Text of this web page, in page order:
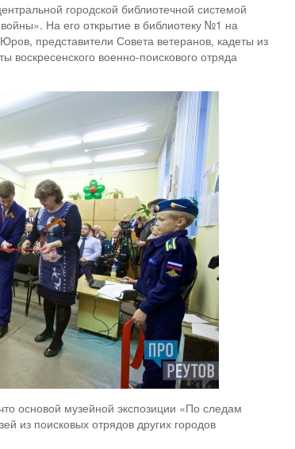
городской библиотечной системой
На его открытие в библиотеку №1 на
представители Совета ветеранов, кадеты из
воскресенского военно-поискового отряда
основой музейной экспозиции «По следам
из поисковых отрядов других городов